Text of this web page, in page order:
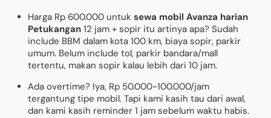
Harga Rp 600.000 untuksewa mobil Avanza harian
Petukangan 12 jam + sopir itu artinya apa? Sudah
include BBM dalam kota 100 km, biaya sopir, parkir
umum. Belum include tol, parkir bandara/mall
tertentu, makan sopir kalau lebih dari 10 jam.
Ada overtime? Iya, Rp 50.000-100.000/jam
tergantung tipe mobil. Tapi kami kasih tau dari awal,
dan kami kasih reminder 1 jam sebelum waktu habis.